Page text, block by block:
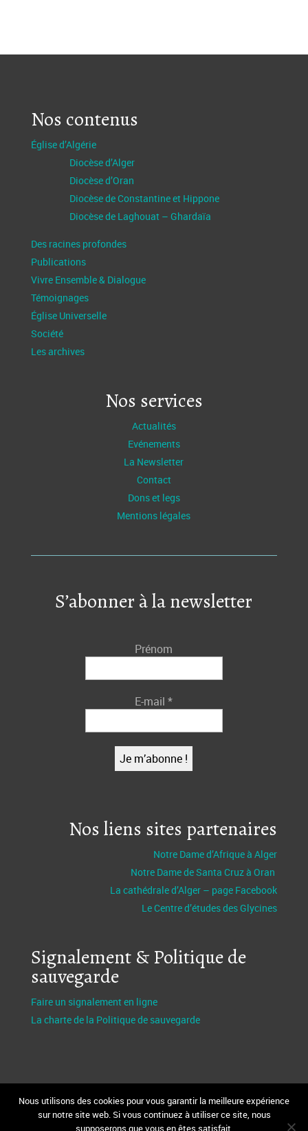
Nos contenus
Église d’Algérie
Diocèse d’Alger
Diocèse d’Oran
Diocèse de Constantine et Hippone
Diocèse de Laghouat – Ghardaïa
Des racines profondes
Publications
Vivre Ensemble & Dialogue
Témoignages
Église Universelle
Société
Les archives
Nos services
Actualités
Evénements
La Newsletter
Contact
Dons et legs
Mentions légales
S’abonner à la newsletter
Prénom
E-mail*
Nos liens sites partenaires
Notre Dame d’Afrique à Alger
Notre Dame de Santa Cruz à Oran
La cathédrale d’Alger – page Facebook
Le Centre d’études des Glycines
Signalement & Politique de
sauvegarde
Faire un signalement en ligne
La charte de la Politique de sauvegarde
Nous utilisons des cookies pour vous garantir la meilleure expérience
sur notre site web. Si vous continuez à utiliser ce site, nous
supposerons que vous en êtes satisfait.